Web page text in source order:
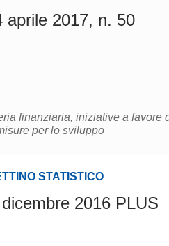
aprile 2017, n. 50
finanziaria, iniziative a favore
per lo sviluppo
STATISTICO
2016 PLUS